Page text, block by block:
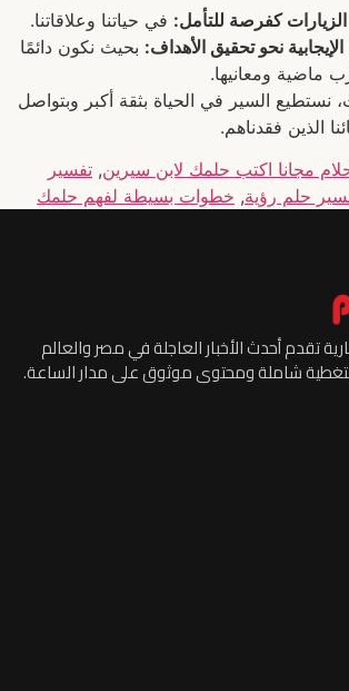
كفرصة للتأمل: في حياتنا وعلاقاتنا.
نحو تحقيق الأهداف: بحيث نكون دائمًا
ماضية ومعانيها.
نستطيع السير في الحياة بثقة أكبر وبتواصل
الذين فقدناهم.
مجانا اكتب حلمك لابن سيرين, تفسير
حلم رؤية, خطوات بسيطة لفهم حلمك
تقدم أحدث الأخبار العاجلة في مصر والعالم
شاملة ومحتوى موثوق على مدار الساعة.